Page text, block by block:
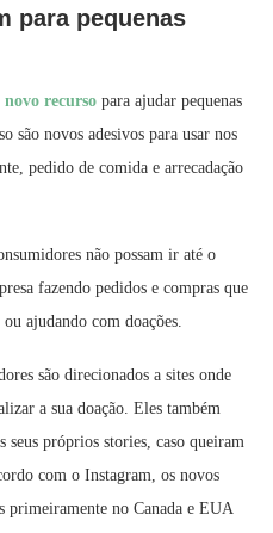
para pequenas
recurso para ajudar pequenas
são novos adesivos para usar nos
pedido de comida e arrecadação
não possam ir até o
fazendo pedidos e compras que
ajudando com doações.
são direcionados a sites onde
a sua doação. Eles também
seus próprios stories, caso queiram
com o Instagram, os novos
primeiramente no Canada e EUA